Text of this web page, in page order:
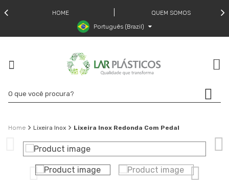
HOME
QUEM SOMOS
Português (Brazil)
Lixeira Inox Lixeira Inox Redonda Com Pedal